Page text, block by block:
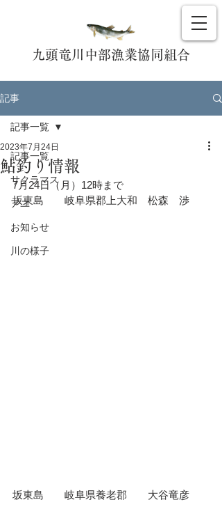
九頭竜川中部漁業協同組合
記事
記事一覧
サクラマス
アユ
お知らせ
川の様子
記事一覧
鮎釣り情報
2023年7月24日
7月24日（月）12時まで
坂東島　　岐阜県郡上大和　松森　渉
坂東島　　岐阜県養老郡　　大谷竜彦